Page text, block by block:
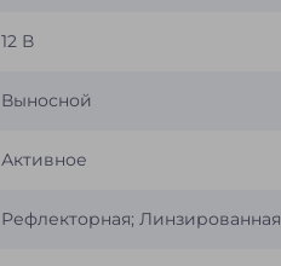
12 В
Выносной
Активное
Рефлекторная; Линзированная